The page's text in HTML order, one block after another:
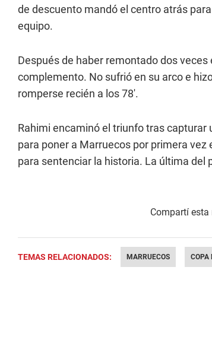
de descuento mandó el centro atrás
equipo.
Después de haber remontado dos
complemento. No sufrió en su arco e
romperse recién a los 78'.
Rahimi encaminó el triunfo tras capturar
para poner a Marruecos por primera vez
para sentenciar la historia. La última del
TEMAS RELACIONADOS: MARRUECOS COPA